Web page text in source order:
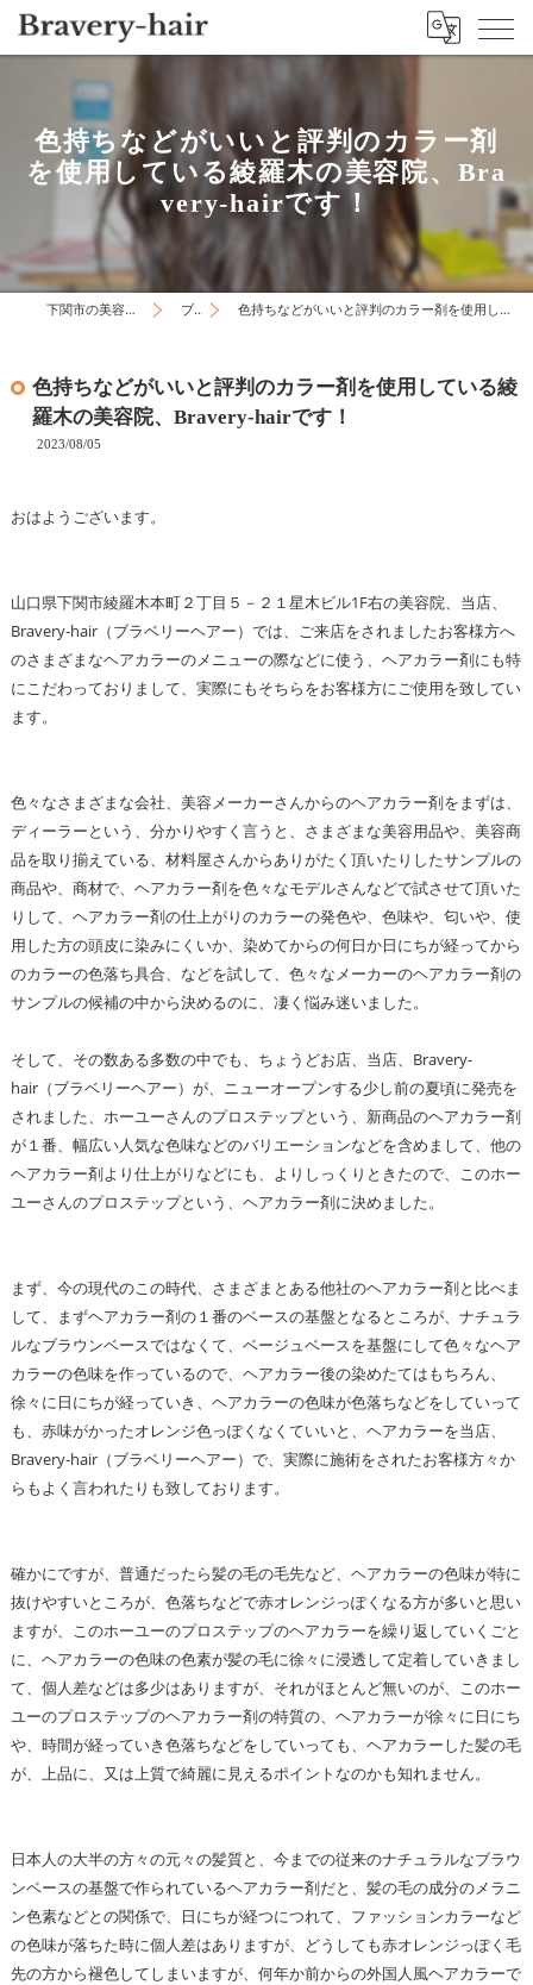
色持ちなどがいいと評判のカラー剤
を使用している綾羅木の美容院、Bra
very-hairです！
下関市の美容院はBravery-hair ブログ 色持ちなどがいいと評判のカラー剤を使用している綾羅木の美容院、Bravery-hairです！
色持ちなどがいいと評判のカラー剤を使用している綾
羅木の美容院、Bravery-hairです！
2023/08/05
おはようございます。
山口県下関市綾羅木本町２丁目５－２１星木ビル1F右の美容院、当店、
Bravery-hair（ブラベリーヘアー）では、ご来店をされましたお客様方へ
のさまざまなヘアカラーのメニューの際などに使う、ヘアカラー剤にも特
にこだわっておりまして、実際にもそちらをお客様方にご使用を致してい
ます。
色々なさまざまな会社、美容メーカーさんからのヘアカラー剤をまずは、
ディーラーという、分かりやすく言うと、さまざまな美容用品や、美容商
品を取り揃えている、材料屋さんからありがたく頂いたりしたサンプルの
商品や、商材で、ヘアカラー剤を色々なモデルさんなどで試させて頂いた
りして、ヘアカラー剤の仕上がりのカラーの発色や、色味や、匂いや、使
用した方の頭皮に染みにくいか、染めてからの何日か日にちが経ってから
のカラーの色落ち具合、などを試して、色々なメーカーのヘアカラー剤の
サンプルの候補の中から決めるのに、凄く悩み迷いました。
そして、その数ある多数の中でも、ちょうどお店、当店、Bravery-
hair（ブラベリーヘアー）が、ニューオープンする少し前の夏頃に発売を
されました、ホーユーさんのプロステップという、新商品のヘアカラー剤
が１番、幅広い人気な色味などのバリエーションなどを含めまして、他の
ヘアカラー剤より仕上がりなどにも、よりしっくりときたので、このホー
ユーさんのプロステップという、ヘアカラー剤に決めました。
まず、今の現代のこの時代、さまざまとある他社のヘアカラー剤と比べま
して、まずヘアカラー剤の１番のベースの基盤となるところが、ナチュラ
ルなブラウンベースではなくて、ベージュベースを基盤にして色々なヘア
カラーの色味を作っているので、ヘアカラー後の染めたてはもちろん、
徐々に日にちが経っていき、ヘアカラーの色味が色落ちなどをしていって
も、赤味がかったオレンジ色っぽくなくていいと、ヘアカラーを当店、
Bravery-hair（ブラベリーヘアー）で、実際に施術をされたお客様方々か
らもよく言われたりも致しております。
確かにですが、普通だったら髪の毛の毛先など、ヘアカラーの色味が特に
抜けやすいところが、色落ちなどで赤オレンジっぽくなる方が多いと思い
ますが、このホーユーのプロステップのヘアカラーを繰り返していくごと
に、ヘアカラーの色味の色素が髪の毛に徐々に浸透して定着していきまし
て、個人差などは多少はありますが、それがほとんど無いのが、このホー
ユーのプロステップのヘアカラー剤の特質の、ヘアカラーが徐々に日にち
や、時間が経っていき色落ちなどをしていっても、ヘアカラーした髪の毛
が、上品に、又は上質で綺麗に見えるポイントなのかも知れません。
日本人の大半の方々の元々の髪質と、今までの従来のナチュラルなブラウ
ンベースの基盤で作られているヘアカラー剤だと、髪の毛の成分のメラニ
ン色素などとの関係で、日にちが経つにつれて、ファッションカラーなど
の色味が落ちた時に個人差はありますが、どうしても赤オレンジっぽく毛
先の方から褪色してしまいますが、何年か前からの外国人風ヘアカラーで